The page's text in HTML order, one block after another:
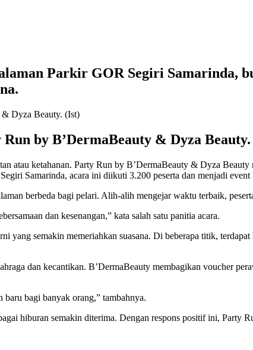
Parkir GOR Segiri Samarinda,
by B’DermaBeauty & Dyza
atau ketahanan. Party Run by B’DermaBeauty & Dyza
Samarinda, acara ini diikuti 3.200 peserta dan menjadi event
berbeda bagi pelari. Alih-alih mengejar waktu terbaik,
dan kesenangan,” kata salah satu panitia acara.
yang semakin memeriahkan suasana. Di beberapa titik,
dan kecantikan. B’DermaBeauty membagikan voucher
bagi banyak orang,” tambahnya.
hiburan semakin diterima. Dengan respons positif ini, Party